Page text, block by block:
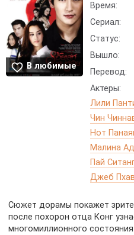
В любимые
Время:
Сериал:
Статус:
Вышло:
Перевод:
Актеры:
Лили
Чин
Нот
Малина
Пай
Джеб
Сюжет дорамы покажет
после похорон отца Конг
многомиллионного